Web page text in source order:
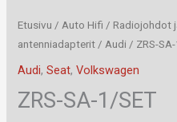
Etusivu / Auto Hifi / Radiojohdot
antenniadapterit / Audi / ZRS-
Audi,Seat,Volkswagen
ZRS-SA-1/SET